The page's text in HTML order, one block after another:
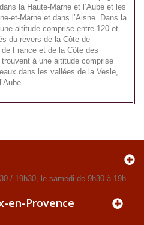
la Haute-Marne et l’Aube et les
et-Marne et dans l’Aisne. Dans la
altitude comprise entre 120 et
du revers de la Côte de
France et de la Côte des
à une altitude comprise
dans les vallées de la Vesle,
/ 19h30, le samedi de 9h30 à 19h
en-Provence